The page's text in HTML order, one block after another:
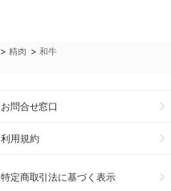
>精肉 > 和牛
お問合せ窓口
利用規約
特定商取引法に基づく表示